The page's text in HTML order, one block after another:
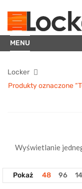
MENU
Locker
Produkty oznaczone
Wyświetlanie
Pokaż 48 96